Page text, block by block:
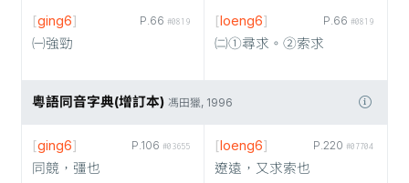
P.66 #0819
[ging6]
㈠強勁
P.66 #0819
[loeng6]
㈡①尋求。②索求
粵語同音字典(增訂本) 馮田獵, 1996
P.106 #03655
[ging6]
同競，彊也
P.220 #07704
[loeng6]
遼遠，又求索也